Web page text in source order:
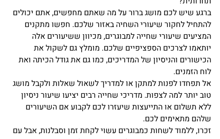
ברגע שיש לכם מושג ברור על מה שאתם מחפשים, אתם יכולים
להתחיל לחקור שיעורי השחיה באזור שלכם. חפשו מתקנים
המציעים שיעורי שחייה למבוגרים, מכיוון ששיעורים אלה
יותאמו לצרכים הספציפיים שלכם. מומלץ גם לשקול את
הכישורים והניסיון של המדריכים, כמו גם את גודל הכיתה ואת
לוח הזמנים.
אל תפחדו לפנות למתקן או למדריך לשאול שאלות ולקבל מושג
טוב יותר למה לצפות. מדריכי שחייה רבים יציעו שיעור ניסיון
ללא תשלום או התייעצות שיעזרו לכם לקבוע אם השיעורים
שלהם מתאימים לכם.
זכרו, ללמוד לשחות כמבוגרים עשוי לקחת זמן וסבלנות, אבל עם